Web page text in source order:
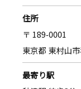
住所
〒 189-0001
東京都 東村山
最寄り駅